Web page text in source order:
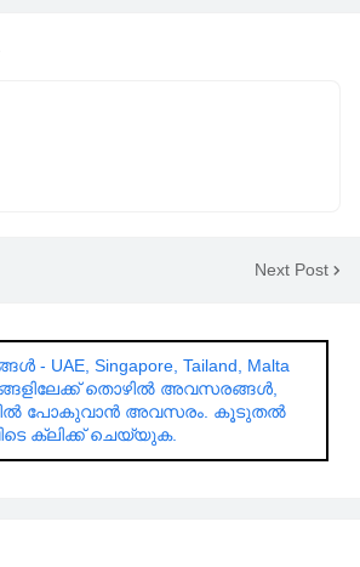
Next Post
UAE, Singapore, Tailand, Malta
തൊഴിൽ അവസരങ്ങൾ,
പോകുവാൻ അവസരം. കൂടുതൽ
ക്ലിക്ക് ചെയ്യുക.